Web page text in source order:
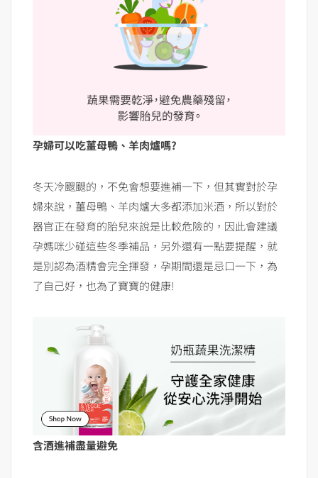
孕婦可以吃薑母鴨、羊肉爐嗎?
冬天冷颼颼的，不免會想要進補一下，但其實對於孕
婦來說，薑母鴨、羊肉爐大多都添加米酒，所以對於
器官正在發育的胎兒來說是比較危險的，因此會建議
孕媽咪少碰這些冬季補品，另外還有一點要提醒，就
是別認為酒精會完全揮發，孕期間還是忌口一下，為
了自己好，也為了寶寶的健康!
含酒進補盡量避免